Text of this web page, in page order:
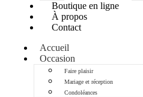
Boutique en ligne
À propos
Contact
Accueil
Occasion
Faire plaisir
Mariage et réception
Condoléances